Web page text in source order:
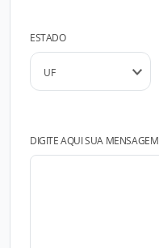
ESTADO
DIGITE AQUI SUA